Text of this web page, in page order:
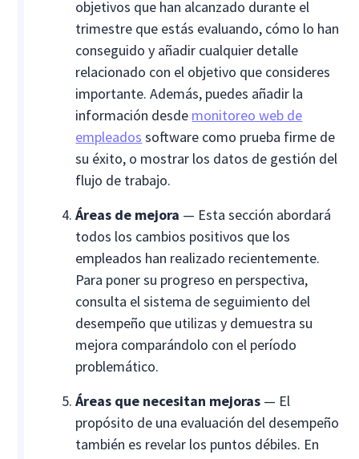
objetivos que han alcanzado durante el
trimestre que estás evaluando, cómo lo han
conseguido y añadir cualquier detalle
relacionado con el objetivo que consideres
importante. Además, puedes añadir la
información desde monitoreo web de
empleados software como prueba firme de
su éxito, o mostrar los datos de gestión del
flujo de trabajo.
Áreas de mejora — Esta sección abordará
todos los cambios positivos que los
empleados han realizado recientemente.
Para poner su progreso en perspectiva,
consulta el sistema de seguimiento del
desempeño que utilizas y demuestra su
mejora comparándolo con el período
problemático.
Áreas que necesitan mejoras — El
propósito de una evaluación del desempeño
también es revelar los puntos débiles. En